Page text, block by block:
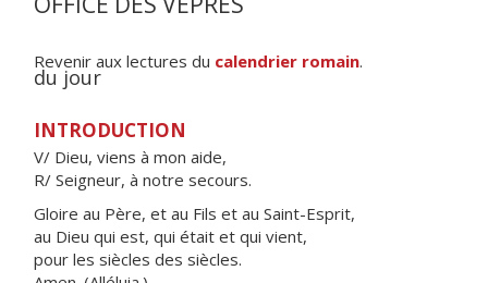
Revenir aux lectures du calendrier romain.
du jour
INTRODUCTION
V/ Dieu, viens à mon aide,
R/ Seigneur, à notre secours.
Gloire au Père, et au Fils et au Saint-Esprit,
au Dieu qui est, qui était et qui vient,
pour les siècles des siècles.